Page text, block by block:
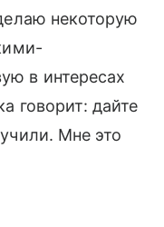
некоторую
в интересах
говорит: дайте
Мне это